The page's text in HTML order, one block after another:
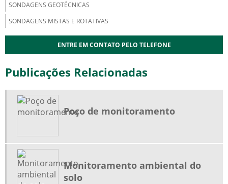
SONDAGENS GEOTÉCNICAS
SONDAGENS MISTAS E ROTATIVAS
ENTRE EM CONTATO PELO TELEFONE
Publicações Relacionadas
Poço de monitoramento
Monitoramento ambiental do
solo